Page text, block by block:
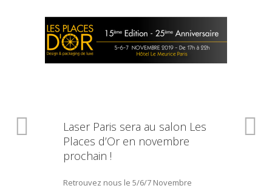
Laser Paris sera au salon Les
Places d’Or en novembre
prochain !
Retrouvez nous le 5/6/7 Novembre